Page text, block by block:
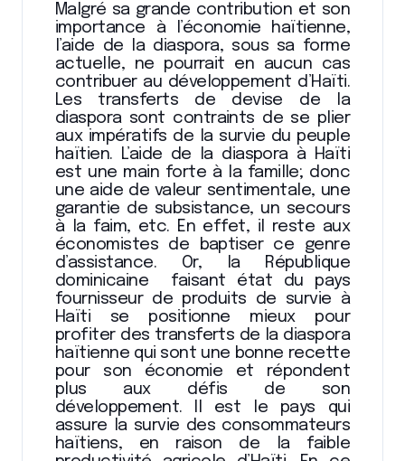
Malgré sa grande contribution et son
importance à l’économie haïtienne,
l’aide de la diaspora, sous sa forme
actuelle, ne pourrait en aucun cas
contribuer au développement d’Haïti.
Les transferts de devise de la
diaspora sont contraints de se plier
aux impératifs de la survie du peuple
haïtien. L’aide de la diaspora à Haïti
est une main forte à la famille; donc
une aide de valeur sentimentale, une
garantie de subsistance, un secours
à la faim, etc. En effet, il reste aux
économistes de baptiser ce genre
d’assistance. Or, la République
dominicaine faisant état du pays
fournisseur de produits de survie à
Haïti se positionne mieux pour
profiter des transferts de la diaspora
haïtienne qui sont une bonne recette
pour son économie et répondent
plus aux défis de son
développement. Il est le pays qui
assure la survie des consommateurs
haïtiens, en raison de la faible